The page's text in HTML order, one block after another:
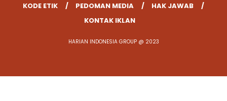
KODE ETIK
PEDOMAN MEDIA
HAK JAWAB
KONTAK IKLAN
HARIAN INDONESIA GROUP @ 2023